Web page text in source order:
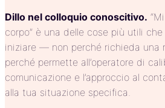
Dillo nel colloquio conoscitivo.
corpo” è una delle cose più utili
iniziare — non perché richieda una
perché permette all’operatore di
comunicazione e l’approccio al
alla tua situazione specifica.